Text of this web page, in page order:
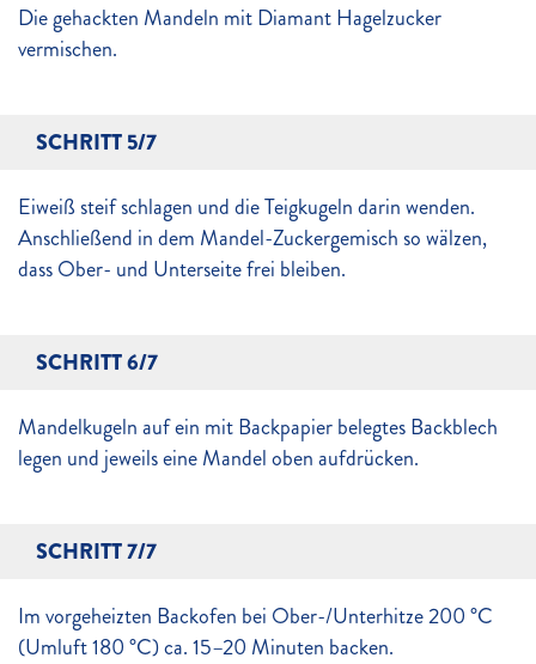
Die gehackten Mandeln mit Diamant Hagelzucker
vermischen.
SCHRITT 5/7
Eiweiß steif schlagen und die Teigkugeln darin wenden.
Anschließend in dem Mandel-Zuckergemisch so wälzen,
dass Ober- und Unterseite frei bleiben.
SCHRITT 6/7
Mandelkugeln auf ein mit Backpapier belegtes Backblech
legen und jeweils eine Mandel oben aufdrücken.
SCHRITT 7/7
Im vorgeheizten Backofen bei Ober-/Unterhitze 200 °C
(Umluft 180 °C) ca. 15–20 Minuten backen.